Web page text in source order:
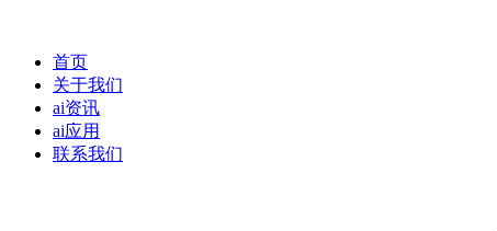
首页
关于我们
ai资讯
ai应用
联系我们